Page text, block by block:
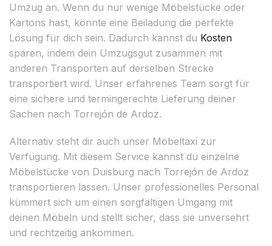
Umzug an. Wenn du nur wenige Möbelstücke oder
Kartons hast, könnte eine Beiladung die perfekte
Lösung für dich sein. Dadurch kannst du Kosten
sparen, indem dein Umzugsgut zusammen mit
anderen Transporten auf derselben Strecke
transportiert wird. Unser erfahrenes Team sorgt für
eine sichere und termingerechte Lieferung deiner
Sachen nach Torrejón de Ardoz.
Alternativ steht dir auch unser Möbeltaxi zur
Verfügung. Mit diesem Service kannst du einzelne
Möbelstücke von Duisburg nach Torrejón de Ardoz
transportieren lassen. Unser professionelles Personal
kümmert sich um einen sorgfältigen Umgang mit
deinen Möbeln und stellt sicher, dass sie unversehrt
und rechtzeitig ankommen.